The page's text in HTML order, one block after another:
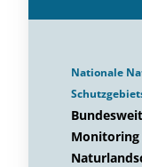
Nationale
Monitoring